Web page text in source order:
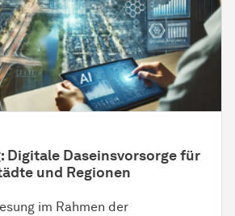
Digitale Daseinsvorsorge für
und Regionen
im Rahmen der